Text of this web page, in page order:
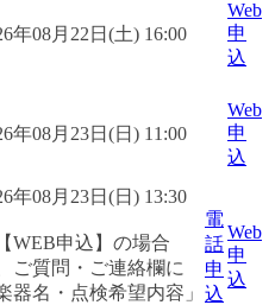
年08月22日(土) 16:00
Web
申
込
年08月23日(日) 11:00
Web
申
込
年08月23日(日) 13:30
WEB申込】の場合
ご質問・ご連絡欄に
器名・点検希望内容」
電
話
申
込
Web
申
込